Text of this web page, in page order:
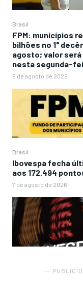
Brasil
FPM: municípios
bilhões no 1°
agosto; valor
nesta segunda-
8 de agosto de 2026
Brasil
Ibovespa fecha
aos 172.494
7 de agosto de 2026
―